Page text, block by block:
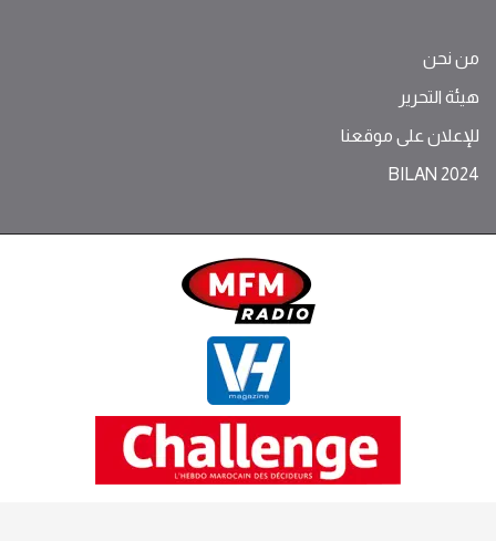
من نحن
هيئة التحرير
للإعلان على موقعنا
BILAN 2024